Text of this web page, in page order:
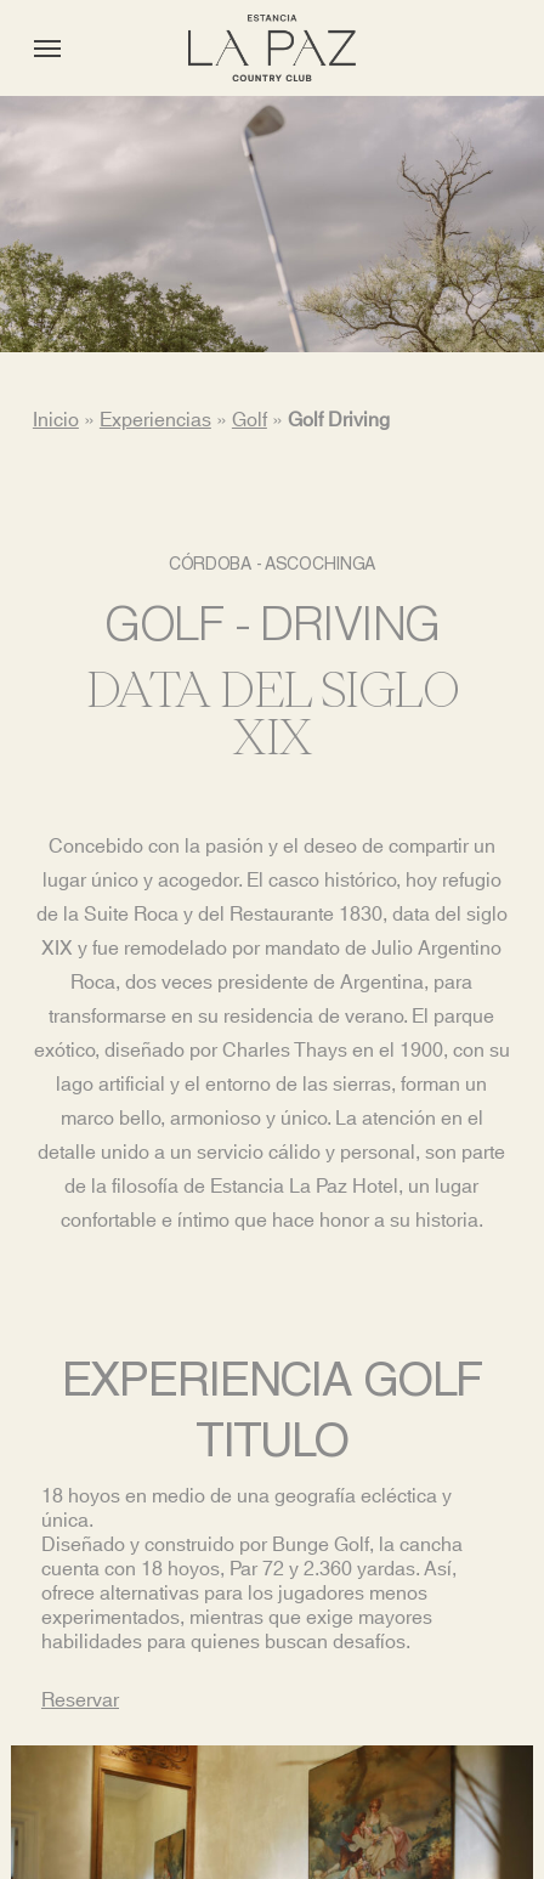
content
Menu
Inicio» Experiencias» Golf» Golf Driving
CÓRDOBA - ASCOCHINGA
GOLF - DRIVING
DATA DEL SIGLO
XIX
Concebido con la pasión y el deseo de compartir un
lugar único y acogedor. El casco histórico, hoy refugio
de la Suite Roca y del Restaurante 1830, data del siglo
XIX y fue remodelado por mandato de Julio Argentino
Roca, dos veces presidente de Argentina, para
transformarse en su residencia de verano. El parque
exótico, diseñado por Charles Thays en el 1900, con su
lago artificial y el entorno de las sierras, forman un
marco bello, armonioso y único. La atención en el
detalle unido a un servicio cálido y personal, son parte
de la filosofía de Estancia La Paz Hotel, un lugar
confortable e íntimo que hace honor a su historia.
EXPERIENCIA GOLF
TITULO
18 hoyos en medio de una geografía ecléctica y
única.
Diseñado y construido por Bunge Golf, la cancha
cuenta con 18 hoyos, Par 72 y 2.360 yardas. Así,
ofrece alternativas para los jugadores menos
experimentados, mientras que exige mayores
habilidades para quienes buscan desafíos.
Reservar